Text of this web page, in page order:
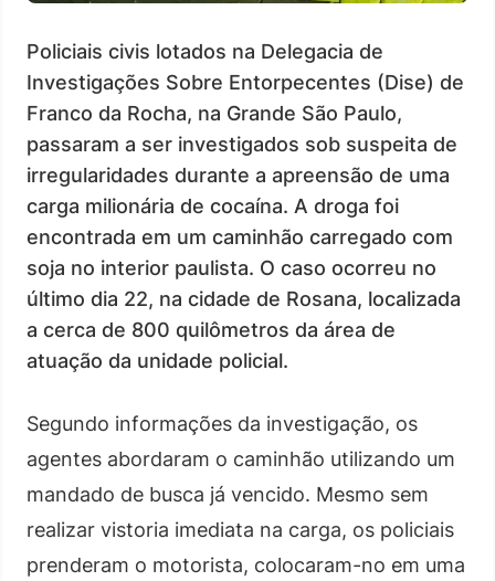
Policiais civis lotados na Delegacia de
Investigações Sobre Entorpecentes (Dise) de
Franco da Rocha, na Grande São Paulo,
passaram a ser investigados sob suspeita de
irregularidades durante a apreensão de uma
carga milionária de cocaína. A droga foi
encontrada em um caminhão carregado com
soja no interior paulista. O caso ocorreu no
último dia 22, na cidade de Rosana, localizada
a cerca de 800 quilômetros da área de
atuação da unidade policial.
Segundo informações da investigação, os
agentes abordaram o caminhão utilizando um
mandado de busca já vencido. Mesmo sem
realizar vistoria imediata na carga, os policiais
prenderam o motorista, colocaram-no em uma